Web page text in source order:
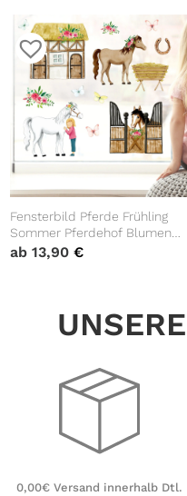
Fensterbild Pferde Frühling
Sommer Pferdehof Blumen
wiederverwendbare
ab13,90€
0,00€ Versand innerhalb Dtl.